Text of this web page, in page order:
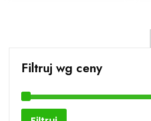
Filtruj wg ceny